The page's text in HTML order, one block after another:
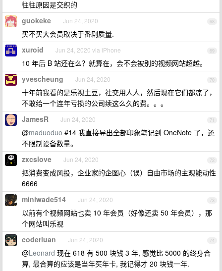
往往原因是交织的
68
guokeke Jun 24, 2020
买不买大会员取决于番剧质量.
69
xuroid Jun 24, 2020 via iPhone
10 年后 B 站还在么？就算在，会不会被别的视频网站超越。
70
yvescheung Jun 24, 2020
十年前我看的是乐视土豆，社交用人人，然后现在它们都凉了，
不敢给一个连年亏损的公司续这么久的费。。。
71
JamesR Jun 24, 2020
@maduoduo #14 我直接导出全部印象笔记到 OneNote 了，还
不限制设备数量。
72
zxcslove Jun 24, 2020
把消费变成风投，企业家的企图心（误）自由市场的主观能动性
6666
73
miniwade514 Jun 24, 2020
以前有个视频网站也卖 10 年会员（好像还卖 50 年会员），那
个网站叫乐视
74
coderluan Jun 24, 2020
@Leonard 现在 618 有 500 块钱 3 年, 感觉比 5000 的终身合
算, 最合算的应该是当年买年卡, 我记得才 20 块钱一年.